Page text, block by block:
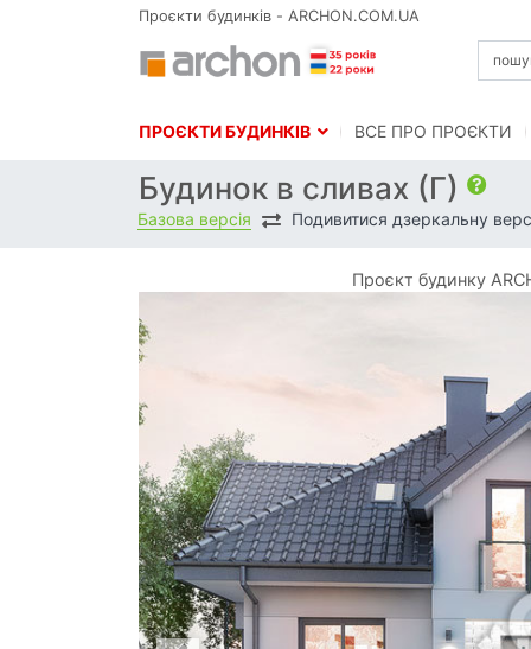
Проєкти будинків - ARCHON.COM.UA
ПРОЄКТИ БУДИНКІВ BСЕ ПРО ПРОЄКТИ
Будинок в сливах (Г)
Базова версія Подивитися дзеркальну
Проєкт будинку